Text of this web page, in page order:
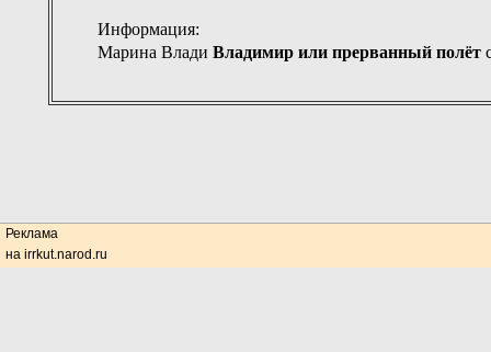
Информация:
Марина Влади Владимир или прерванный полёт
Реклама
на irrkut.narod.ru